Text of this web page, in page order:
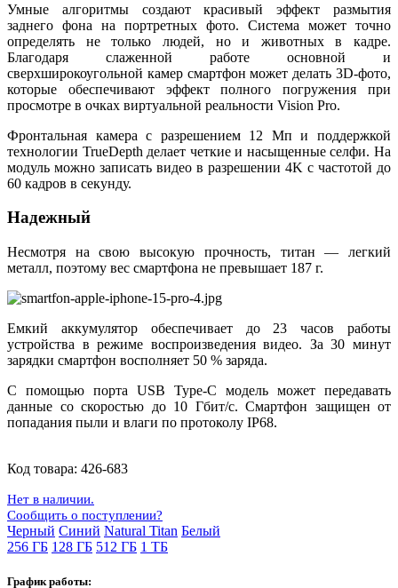
Умные алгоритмы создают красивый эффект размытия
заднего фона на портретных фото. Система может точно
определять не только людей, но и животных в кадре.
Благодаря слаженной работе основной и
сверхширокоугольной камер смартфон может делать 3D-фото,
которые обеспечивают эффект полного погружения при
просмотре в очках виртуальной реальности Vision Pro.
Фронтальная камера с разрешением 12 Мп и поддержкой
технологии TrueDepth делает четкие и насыщенные селфи. На
модуль можно записать видео в разрешении 4K с частотой до
60 кадров в секунду.
Надежный
Несмотря на свою высокую прочность, титан — легкий
металл, поэтому вес смартфона не превышает 187 г.
Емкий аккумулятор обеспечивает до 23 часов работы
устройства в режиме воспроизведения видео. За 30 минут
зарядки смартфон восполняет 50 % заряда.
С помощью порта USB Type-C модель может передавать
данные со скоростью до 10 Гбит/с. Смартфон защищен от
попадания пыли и влаги по протоколу IP68.
Код товара: 426-683
Нет в наличии.
Сообщить о поступлении?
Черный Синий Natural Titan Белый
256 ГБ 128 ГБ 512 ГБ 1 ТБ
График работы: